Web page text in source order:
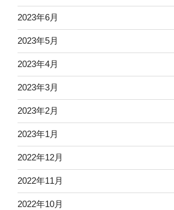
2023年6月
2023年5月
2023年4月
2023年3月
2023年2月
2023年1月
2022年12月
2022年11月
2022年10月